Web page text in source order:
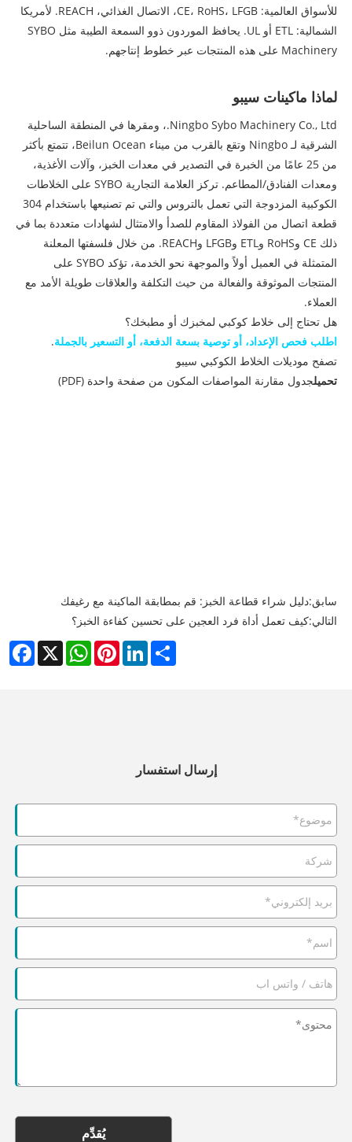
للأسواق العالمية: CE، RoHS، LFGB، الاتصال الغذائي، REACH. لأمريكا
الشمالية: ETL أو UL. يحافظ الموردون ذوو السمعة الطيبة مثل SYBO
Machinery على هذه المنتجات عبر خطوط إنتاجهم.
لماذا ماكينات سيبو
Ningbo Sybo Machinery Co., Ltd.، ومقرها في المنطقة الساحلية
الشرقية لـ Ningbo وتقع بالقرب من ميناء Beilun Ocean، تتمتع بأكثر
من 25 عامًا من الخبرة في التصدير في معدات الخبز، وآلات الأغذية،
ومعدات الفنادق/المطاعم. تركز العلامة التجارية SYBO على الخلاطات
الكوكبية المزدوجة التي تعمل بالتروس والتي تم تصنيعها باستخدام 304
قطعة اتصال من الفولاذ المقاوم للصدأ والامتثال لشهادات متعددة بما في
ذلك CE وRoHS وETL وLFGB وREACH. من خلال فلسفتها المعلنة
المتمثلة في العميل أولاً والموجهة نحو الخدمة، تؤكد SYBO على
المنتجات الموثوقة والفعالة من حيث التكلفة والعلاقات طويلة الأمد مع
العملاء.
هل تحتاج إلى خلاط كوكبي لمخبزك أو مطبخك؟
اطلب فحص الإعداد، أو توصية بسعة الدفعة، أو التسعير بالجملة.
تصفح موديلات الخلاط الكوكبي سيبو
تحميلجدول مقارنة المواصفات المكون من صفحة واحدة (PDF)
سابق:دليل شراء قطاعة الخبز: قم بمطابقة الماكينة مع رغيفك
التالي:كيف تعمل أداة فرد العجين على تحسين كفاءة الخبز؟
X
WhatsAppPinterestLinkedInShare
إرسال استفسار
يُقدِّم